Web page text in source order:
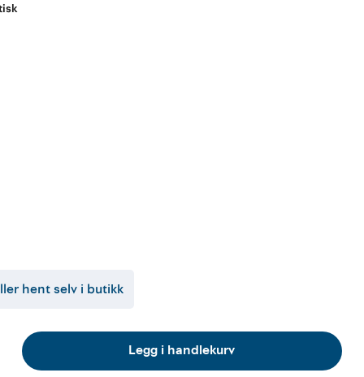
hent selv i butikk
Legg i handlekurv